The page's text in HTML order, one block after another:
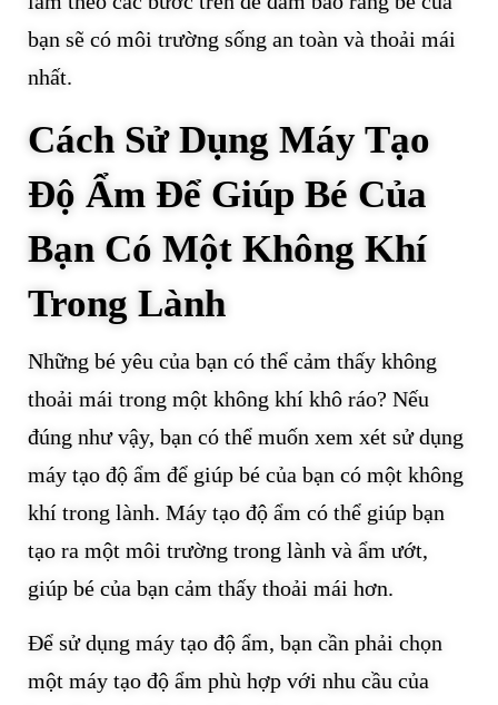
bạn sẽ có môi trường sống an toàn và thoải mái
nhất.
Cách Sử Dụng Máy Tạo
Độ Ẩm Để Giúp Bé Của
Bạn Có Một Không Khí
Trong Lành
Những bé yêu của bạn có thể cảm thấy không
thoải mái trong một không khí khô ráo? Nếu
đúng như vậy, bạn có thể muốn xem xét sử dụng
máy tạo độ ẩm để giúp bé của bạn có một không
khí trong lành. Máy tạo độ ẩm có thể giúp bạn
tạo ra một môi trường trong lành và ẩm ướt,
giúp bé của bạn cảm thấy thoải mái hơn.
Để sử dụng máy tạo độ ẩm, bạn cần phải chọn
một máy tạo độ ẩm phù hợp với nhu cầu của